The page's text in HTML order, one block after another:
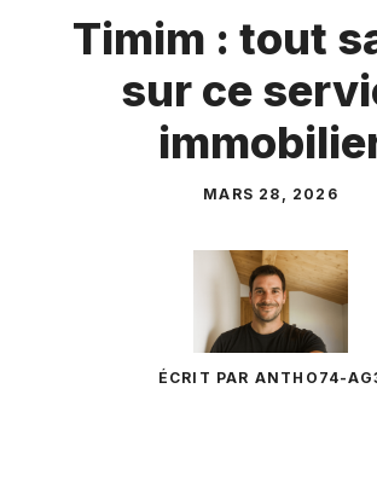
Timim : tout
sur ce
MARS 28, 2026
ÉCRIT PAR ANTHO74-